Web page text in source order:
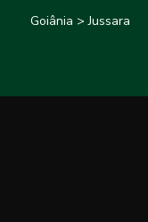
Goiânia > Jussara